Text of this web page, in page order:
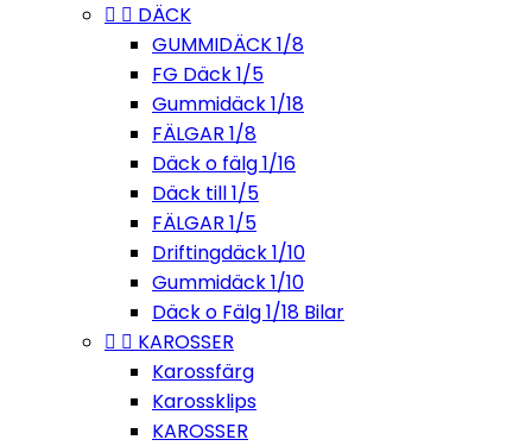
  DÄCK
GUMMIDÄCK 1/8
FG Däck 1/5
Gummidäck 1/18
FÄLGAR 1/8
Däck o fälg 1/16
Däck till 1/5
FÄLGAR 1/5
Driftingdäck 1/10
Gummidäck 1/10
Däck o Fälg 1/18 Bilar
  KAROSSER
Karossfärg
Karossklips
KAROSSER